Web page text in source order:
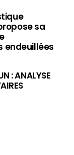
sa
endeuillées
: ANALYSE